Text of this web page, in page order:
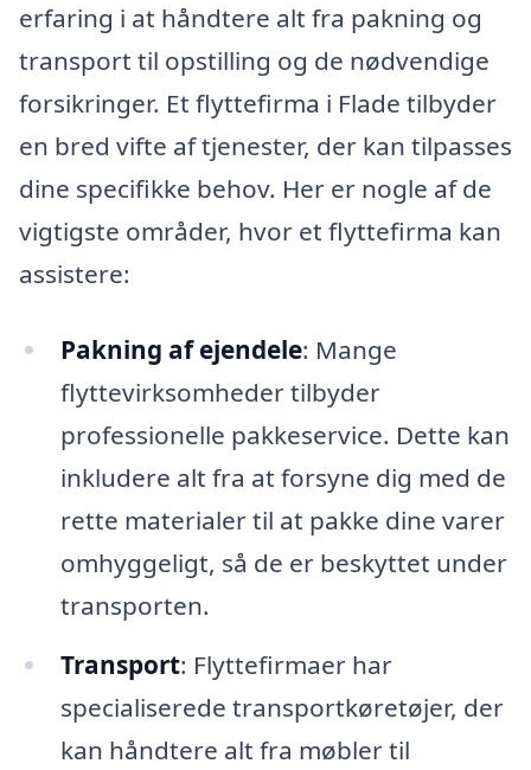
erfaring i at håndtere alt fra pakning og
transport til opstilling og de nødvendige
forsikringer. Et flyttefirma i Flade tilbyder
en bred vifte af tjenester, der kan tilpasses
dine specifikke behov. Her er nogle af de
vigtigste områder, hvor et flyttefirma kan
assistere:
Pakning af ejendele: Mange
flyttevirksomheder tilbyder
professionelle pakkeservice. Dette kan
inkludere alt fra at forsyne dig med de
rette materialer til at pakke dine varer
omhyggeligt, så de er beskyttet under
transporten.
Transport: Flyttefirmaer har
specialiserede transportkøretøjer, der
kan håndtere alt fra møbler til